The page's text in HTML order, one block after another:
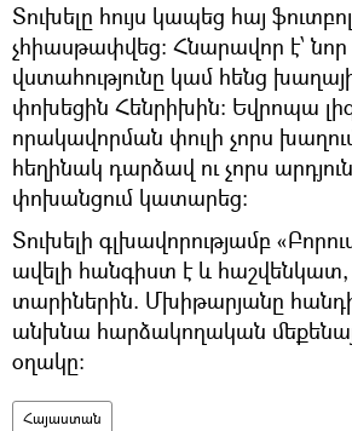
Տուխելը հույս կապեց հայ
չհիասթափվեց: Հնարավոր է՝ նոր
վստահությունը կամ հենց
փոխեցին Հենրիխին: Եվրոպա
որակավորման փուլի չորս
հեղինակ դարձավ ու չորս
փոխանցում կատարեց:
Տուխելի գլխավորությամբ
ավելի հանգիստ է և
տարիներին. Մխիթարյանը
անխնա հարձակողական
օղակը:
Հայաստան